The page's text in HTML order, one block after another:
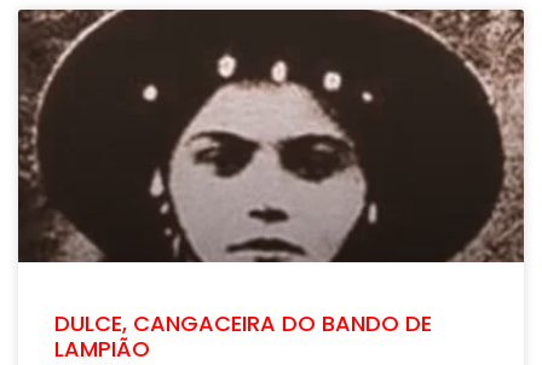
DULCE, CANGACEIRA DO BANDO DE
LAMPIÃO